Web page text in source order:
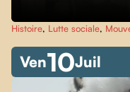
Histoire, Lutte sociale,
Ven10Juil